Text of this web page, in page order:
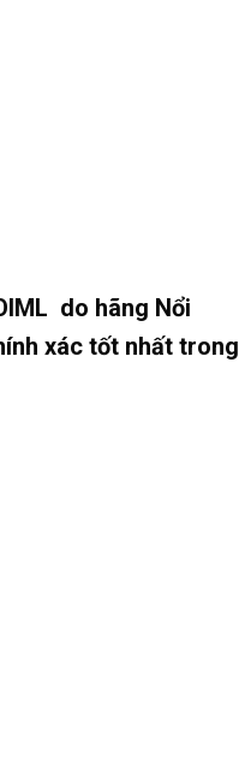
do hãng Nổi
xác tốt nhất trong